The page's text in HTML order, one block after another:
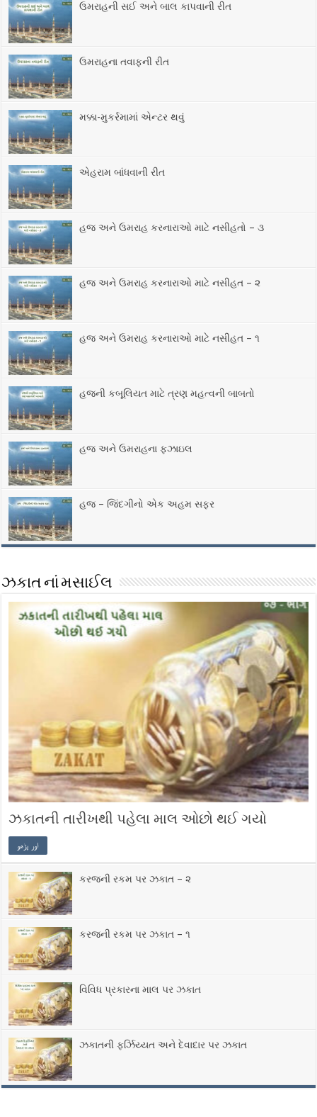
ઉમરાહની સઈ અને બાલ કાપવાની રીત
ઉમરાહના તવાફની રીત
મક્કા-મુકર્રમામાં એન્ટર થવું
એહરામ બાંધવાની રીત
હજ અને ઉમરાહ કરનારાઓ માટે નસીહતો – ૩
હજ અને ઉમરાહ કરનારાઓ માટે નસીહત – ૨‎
હજ અને ઉમરાહ કરનારાઓ માટે નસીહત – ૧ ‎
હજની કબૂલિયત માટે ત્રણ મહત્વની બાબતો
હજ અને ઉમરાહના ફઝાઇલ
હજ – જિંદગીનો એક અહમ સફર
ઝકાત નાં મસાઈલ
ઝકાતની તારીખથી પહેલા માલ ઓછો થઈ ગયો
اور پڑھو
કરજની રકમ પર ઝકાત – ૨
કરજની રકમ પર ઝકાત – ૧
વિવિધ પ્રકારના માલ પર ઝકાત
ઝકાતની ફર્ઝિય્યત ‎અને દેવાદાર પર ઝકાત